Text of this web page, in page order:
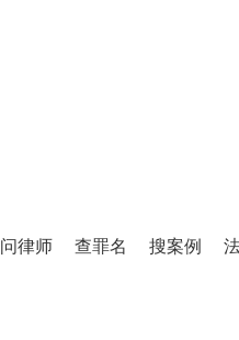
问律师 查罪名 搜案例